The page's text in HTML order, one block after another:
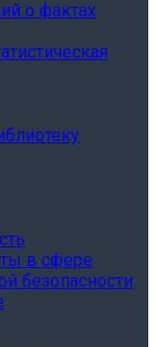
о фактах
в сфере
безопасности